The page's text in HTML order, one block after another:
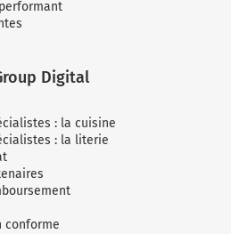
Digital
: la cuisine
: la literie
conforme